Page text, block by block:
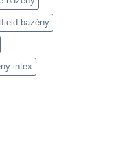
bazény
intex